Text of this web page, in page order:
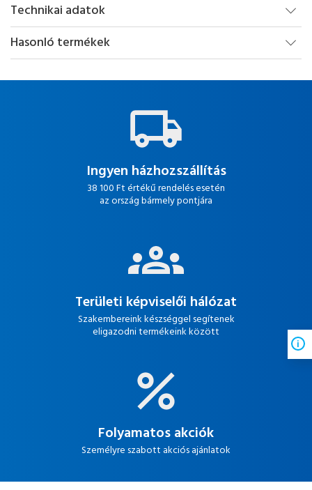
Technikai adatok
Hasonló termékek
Ingyen házhozszállítás
38 100 Ft értékű rendelés esetén
az ország bármely pontjára
Területi képviselői hálózat
Szakembereink készséggel segítenek
eligazodni termékeink között
Folyamatos akciók
Személyre szabott akciós ajánlatok